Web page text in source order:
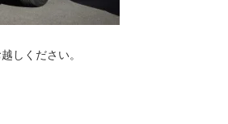
しください。